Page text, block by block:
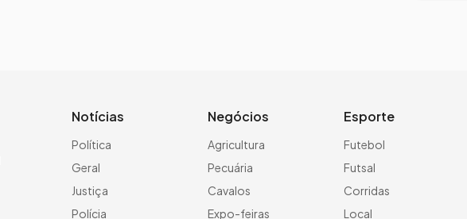
Notícias
Política
Geral
Justiça
Polícia
Negócios
Agricultura
Pecuária
Cavalos
Expo-feiras
Esporte
Futebol
Futsal
Corridas
Local